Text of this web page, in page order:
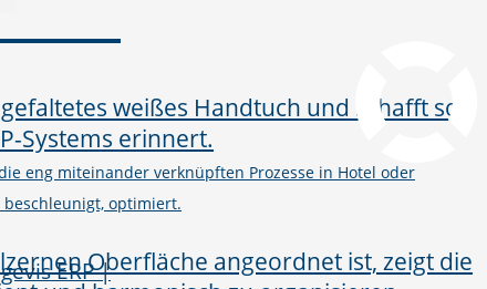
eng miteinander verknüpften Prozesse in Hotel oder
optimiert.